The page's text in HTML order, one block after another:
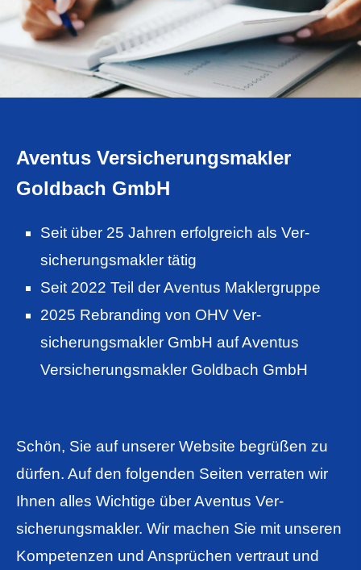
Aventus Ver­sicherungs­makler
Goldbach GmbH
Seit über 25 Jahren erfolgreich als Ver­
sicherungs­makler tätig
Seit 2022 Teil der Aventus Maklergruppe
2025 Rebranding von OHV Ver­
sicherungs­makler GmbH auf Aventus
Ver­sicherungs­makler Goldbach GmbH
Schön, Sie auf unserer Website begrüßen zu
dürfen. Auf den folgenden Seiten verraten wir
Ihnen alles Wichtige über Aventus Ver­
sicherungs­makler. Wir machen Sie mit unseren
Kompetenzen und Ansprüchen vertraut und